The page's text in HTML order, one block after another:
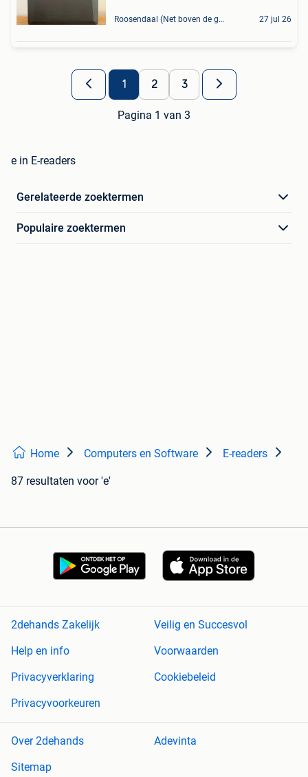
Roosendaal (Net boven de grens bij Essen) 27 jul 26
1 2 3
Pagina 1 van 3
e in E-readers
Gerelateerde zoektermen
Populaire zoektermen
Home Computers en Software E-readers
87 resultaten voor 'e'
2dehands Zakelijk
Veilig en Succesvol
Help en info
Voorwaarden
Privacyverklaring
Cookiebeleid
Privacyvoorkeuren
Over 2dehands
Adevinta
Sitemap